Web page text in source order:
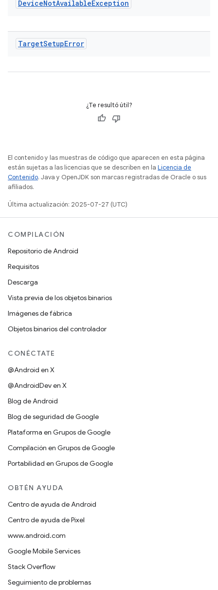
DeviceNotAvailableException
TargetSetupError
¿Te resultó útil?
El contenido y las muestras de código que aparecen en esta página
están sujetas a las licencias que se describen en la Licencia de
Contenido. Java y OpenJDK son marcas registradas de Oracle o sus
afiliados.
Última actualización: 2025-07-27 (UTC)
COMPILACIÓN
Repositorio de Android
Requisitos
Descarga
Vista previa de los objetos binarios
Imágenes de fábrica
Objetos binarios del controlador
CONÉCTATE
@Android en X
@AndroidDev en X
Blog de Android
Blog de seguridad de Google
Plataforma en Grupos de Google
Compilación en Grupos de Google
Portabilidad en Grupos de Google
OBTÉN AYUDA
Centro de ayuda de Android
Centro de ayuda de Pixel
www.android.com
Google Mobile Services
Stack Overflow
Seguimiento de problemas